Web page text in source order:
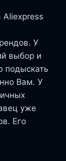
Aliexpress
У
выбор и
подыскать
Вам. У
уже
Его